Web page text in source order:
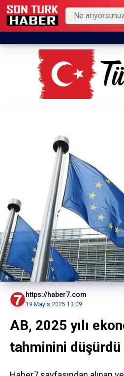
https://haber7.com
19 Mayıs 2025 13:09
AB, 2025 yılı
tahminini düşürdü